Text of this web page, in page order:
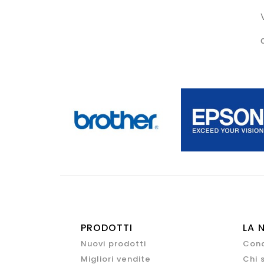
PRODOTTI
Nuovi prodotti
Migliori vendite
LA
Chi